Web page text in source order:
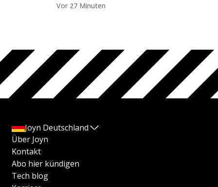
Vor 27 Minuten
Joyn Deutschland
Über Joyn
Kontakt
Abo hier kündigen
Tech blog